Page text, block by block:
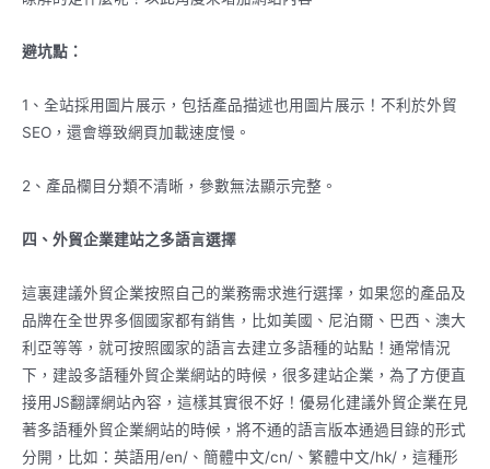
避坑點：
1、全站採用圖片展示，包括產品描述也用圖片展示！不利於外貿
SEO，還會導致網頁加載速度慢。
2、產品欄目分類不清晰，參數無法顯示完整。
四、外貿企業建站之多語言選擇
這裏建議外貿企業按照自己的業務需求進行選擇，如果您的產品及
品牌在全世界多個國家都有銷售，比如美國、尼泊爾、巴西、澳大
利亞等等，就可按照國家的語言去建立多語種的站點！通常情況
下，建設多語種外貿企業網站的時候，很多建站企業，為了方便直
接用JS翻譯網站內容，這樣其實很不好！優易化建議外貿企業在見
著多語種外貿企業網站的時候，將不通的語言版本通過目錄的形式
分開，比如：英語用/en/、簡體中文/cn/、繁體中文/hk/，這種形